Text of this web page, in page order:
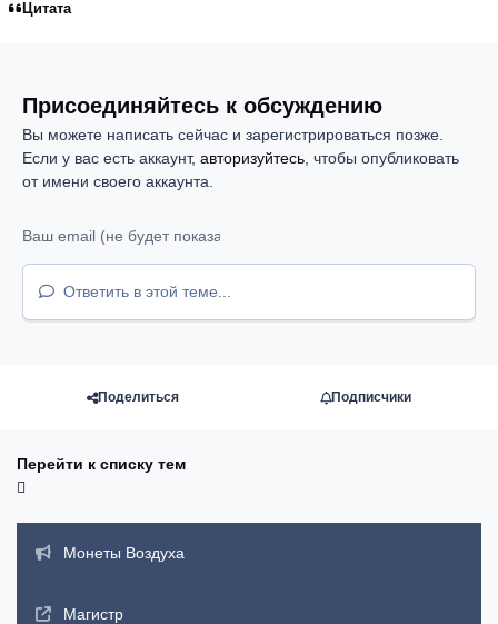
Цитата
Присоединяйтесь к обсуждению
Вы можете написать сейчас и зарегистрироваться позже.
Если у вас есть аккаунт, авторизуйтесь, чтобы опубликовать
от имени своего аккаунта.
Ответить в этой теме...
Поделиться Подписчики
Перейти к списку тем
Монеты Воздуха
Магистр